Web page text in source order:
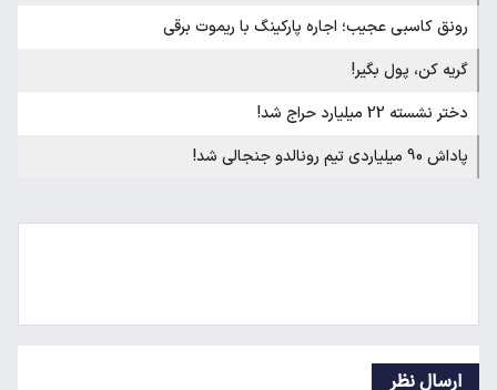
رونق کاسبی عجیب؛ اجاره پارکینگ با ریموت برقی
گریه کن، پول بگیر!
دختر نشسته 22 میلیارد حراج شد!
پاداش 90 میلیاردی تیم رونالدو جنجالی شد!
ارسال نظر